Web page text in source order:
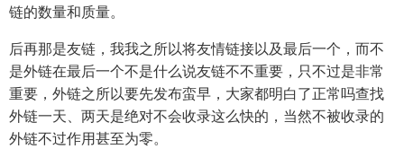
链的数量和质量。
后再那是友链，我我之所以将友情链接以及最后一个，而不
是外链在最后一个不是什么说友链不不重要，只不过是非常
重要，外链之所以要先发布蛮早，大家都明白了正常吗查找
外链一天、两天是绝对不会收录这么快的，当然不被收录的
外链不过作用甚至为零。